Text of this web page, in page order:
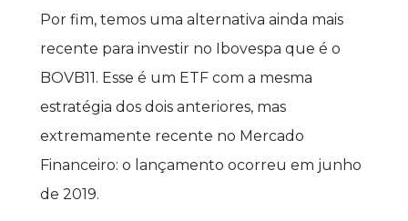
Por fim, temos uma alternativa ainda mais
recente para investir no Ibovespa que é o
BOVB11. Esse é um ETF com a mesma
estratégia dos dois anteriores, mas
extremamente recente no Mercado
Financeiro: o lançamento ocorreu em junho
de 2019.